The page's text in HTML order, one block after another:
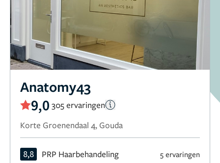
Anatomy43
9,0 305 ervaringen
Korte Groenendaal 4, Gouda
8,8 PRP Haarbehandeling 5 ervaringen